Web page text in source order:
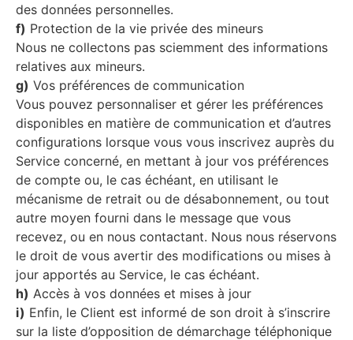
des données personnelles.
f) Protection de la vie privée des mineurs
Nous ne collectons pas sciemment des informations
relatives aux mineurs.
g) Vos préférences de communication
Vous pouvez personnaliser et gérer les préférences
disponibles en matière de communication et d’autres
configurations lorsque vous vous inscrivez auprès du
Service concerné, en mettant à jour vos préférences
de compte ou, le cas échéant, en utilisant le
mécanisme de retrait ou de désabonnement, ou tout
autre moyen fourni dans le message que vous
recevez, ou en nous contactant. Nous nous réservons
le droit de vous avertir des modifications ou mises à
jour apportés au Service, le cas échéant.
h) Accès à vos données et mises à jour
i) Enfin, le Client est informé de son droit à s’inscrire
sur la liste d’opposition de démarchage téléphonique